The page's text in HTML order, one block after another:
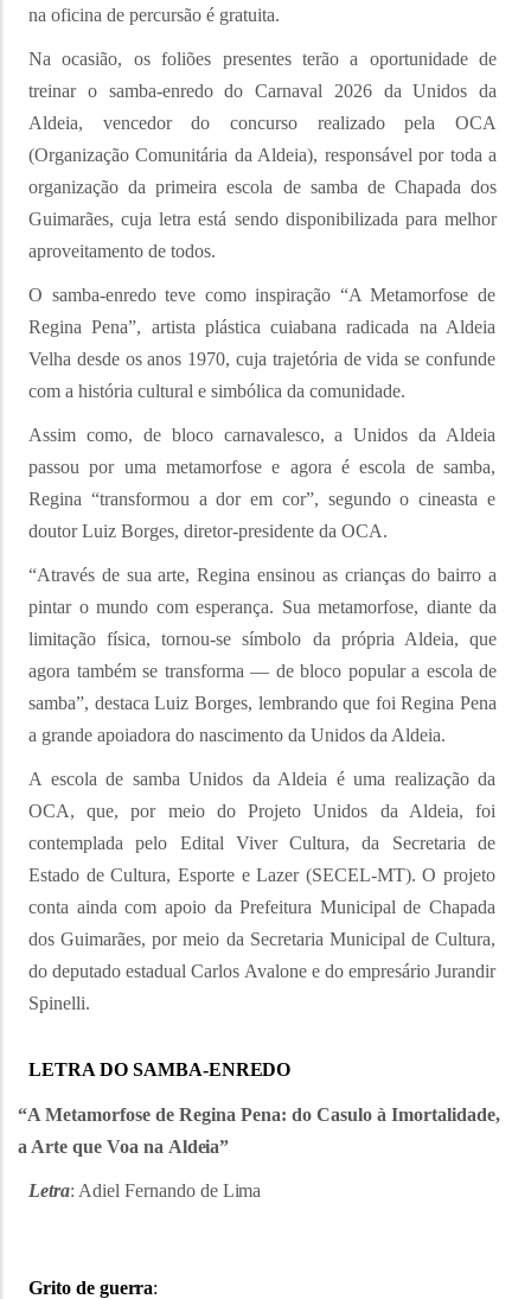
na oficina de percursão é gratuita.
Na ocasião, os foliões presentes terão a oportunidade de
treinar o samba-enredo do Carnaval 2026 da Unidos da
Aldeia, vencedor do concurso realizado pela OCA
(Organização Comunitária da Aldeia), responsável por toda a
organização da primeira escola de samba de Chapada dos
Guimarães, cuja letra está sendo disponibilizada para melhor
aproveitamento de todos.
O samba-enredo teve como inspiração “A Metamorfose de
Regina Pena”, artista plástica cuiabana radicada na Aldeia
Velha desde os anos 1970, cuja trajetória de vida se confunde
com a história cultural e simbólica da comunidade.
Assim como, de bloco carnavalesco, a Unidos da Aldeia
passou por uma metamorfose e agora é escola de samba,
Regina “transformou a dor em cor”, segundo o cineasta e
doutor Luiz Borges, diretor-presidente da OCA.
“Através de sua arte, Regina ensinou as crianças do bairro a
pintar o mundo com esperança. Sua metamorfose, diante da
limitação física, tornou-se símbolo da própria Aldeia, que
agora também se transforma — de bloco popular a escola de
samba”, destaca Luiz Borges, lembrando que foi Regina Pena
a grande apoiadora do nascimento da Unidos da Aldeia.
A escola de samba Unidos da Aldeia é uma realização da
OCA, que, por meio do Projeto Unidos da Aldeia, foi
contemplada pelo Edital Viver Cultura, da Secretaria de
Estado de Cultura, Esporte e Lazer (SECEL-MT). O projeto
conta ainda com apoio da Prefeitura Municipal de Chapada
dos Guimarães, por meio da Secretaria Municipal de Cultura,
do deputado estadual Carlos Avalone e do empresário Jurandir
Spinelli.
LETRA DO SAMBA-ENREDO
“A Metamorfose de Regina Pena: do Casulo à Imortalidade,
a Arte que Voa na Aldeia”
Letra: Adiel Fernando de Lima
Grito de guerra: